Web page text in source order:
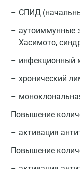
СПИД
аутоиммунные
Хасимото,
инфекционный
хронический
Повышение
активация
Повышение